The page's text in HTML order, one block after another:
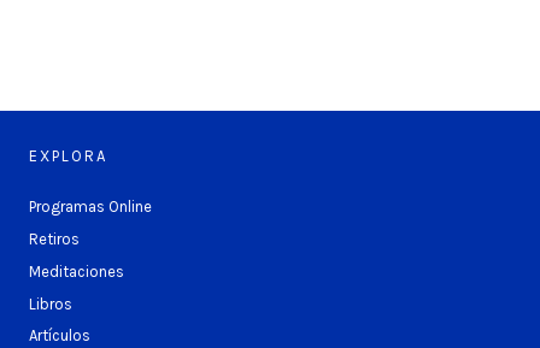
EXPLORA
Programas Online
Retiros
Meditaciones
Libros
Artículos